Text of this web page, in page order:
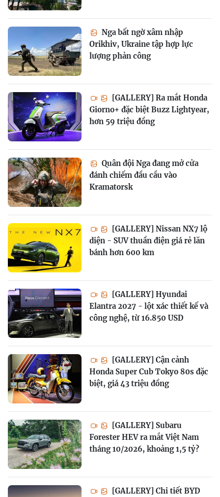
Nga bất ngờ xâm nhập
Orikhiv, Ukraine tập hợp lực
lượng phản công
[GALLERY] Ra mắt Honda
Giorno+ đặc biệt Buzz Lightyear,
hơn 59 triệu đồng
Quân đội Nga đang mở cửa
đánh chiếm đầu cầu vào
Kramatorsk
[GALLERY] Nissan NX7 lộ
diện - SUV thuần điện giá rẻ lăn
bánh hơn 600 km
[GALLERY] Hyundai
Elantra 2027 - lột xác thiết kế và
công nghệ, từ 16.850 USD
[GALLERY] Cận cảnh
Honda Super Cub Tokyo 80s đặc
biệt, giá 43 triệu đồng
[GALLERY] Subaru
Forester HEV ra mắt Việt Nam
tháng 10/2026, khoảng 1,5 tỷ?
[GALLERY] Chi tiết BYD